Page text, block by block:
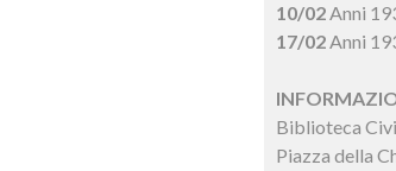
10/02Anni
17/02Anni
Biblioteca
Piazza della